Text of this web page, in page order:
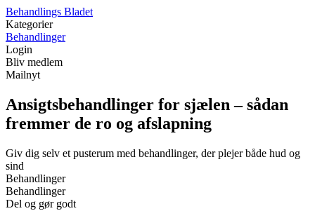
Behandlings Bladet
Kategorier
Behandlinger
Login
Bliv medlem
Mailnyt
Ansigtsbehandlinger for sjælen – sådan
fremmer de ro og afslapning
Giv dig selv et pusterum med behandlinger, der plejer både hud og
sind
Behandlinger
Behandlinger
Del og gør godt